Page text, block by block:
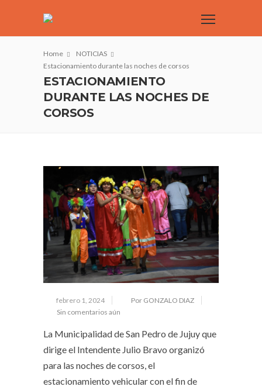
Home
NOTICIAS
Estacionamiento durante las noches de corsos
ESTACIONAMIENTO
DURANTE LAS NOCHES DE
CORSOS
febrero 1, 2024
Por GONZALO DIAZ
Sin comentarios aún
La Municipalidad de San Pedro de Jujuy que
dirige el Intendente Julio Bravo organizó
para las noches de corsos, el
estacionamiento vehicular con el fin de